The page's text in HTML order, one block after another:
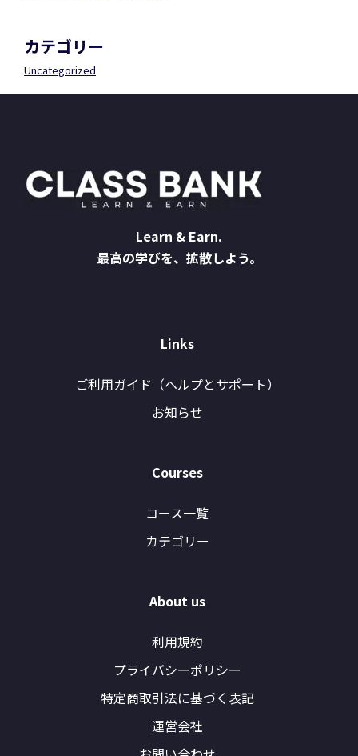
カテゴリー
Uncategorized
Learn & Earn.
最高の学びを、拡散しよう。
Links
ご利用ガイド（ヘルプとサポート）
お知らせ
Courses
コース一覧
カテゴリー
About us
利用規約
プライバシーポリシー
特定商取引法に基づく表記
運営会社